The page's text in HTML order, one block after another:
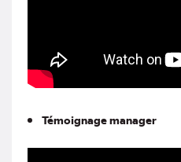
Témoignage manager